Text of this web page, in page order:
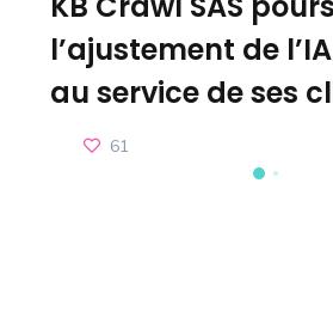
l’ajustement de
au service de ses
61